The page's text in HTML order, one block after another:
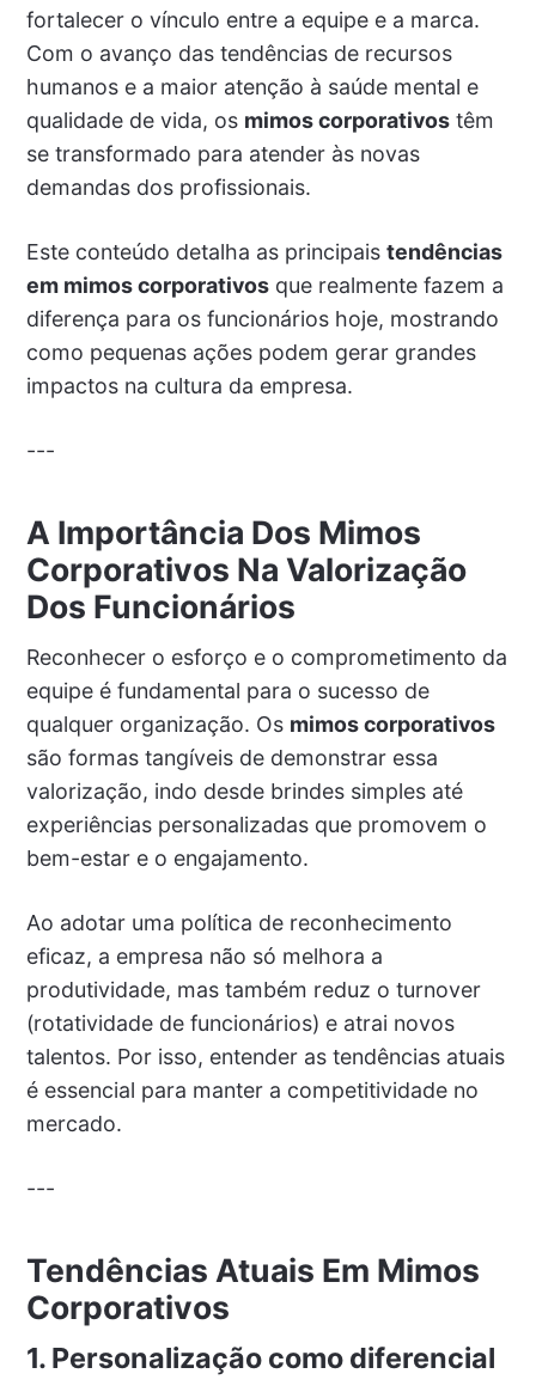
fortalecer o vínculo entre a equipe e a marca.
Com o avanço das tendências de recursos
humanos e a maior atenção à saúde mental e
qualidade de vida, os mimos corporativostêm
se transformado para atender às novas
demandas dos profissionais.
Este conteúdo detalha as principais tendências
em mimos corporativosque realmente fazem a
diferença para os funcionários hoje, mostrando
como pequenas ações podem gerar grandes
impactos na cultura da empresa.
---
A Importância Dos Mimos
Corporativos Na Valorização
Dos Funcionários
Reconhecer o esforço e o comprometimento da
equipe é fundamental para o sucesso de
qualquer organização. Os mimos corporativos
são formas tangíveis de demonstrar essa
valorização, indo desde brindes simples até
experiências personalizadas que promovem o
bem-estar e o engajamento.
Ao adotar uma política de reconhecimento
eficaz, a empresa não só melhora a
produtividade, mas também reduz o turnover
(rotatividade de funcionários) e atrai novos
talentos. Por isso, entender as tendências atuais
é essencial para manter a competitividade no
mercado.
---
Tendências Atuais Em Mimos
Corporativos
1. Personalização como diferencial